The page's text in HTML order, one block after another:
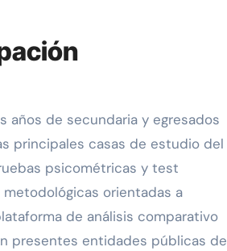
años de secundaria y egresados
principales casas de estudio del
psicométricas y test
orientadas a
de análisis comparativo
presentes entidades públicas de